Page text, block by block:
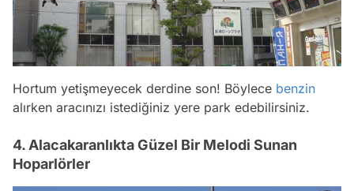
Hortum yetişmeyecek derdine son! Böylece benzin
alırken aracınızı istediğiniz yere park edebilirsiniz.
4. Alacakaranlıkta Güzel Bir Melodi Sunan
Hoparlörler